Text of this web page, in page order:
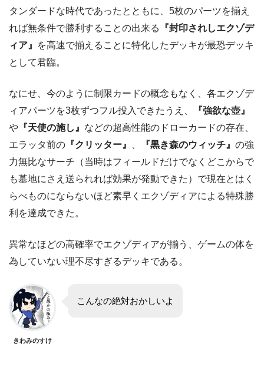
タンダードな時代であったとともに、5枚のパーツを揃え
れば無条件で勝利することの出来る
『封印されしエクゾデ
ィア』
を高速で揃えることに特化したデッキが最恐デッキ
として君臨。
なにせ、今のように制限カードの概念もなく、各エクゾデ
ィアパーツを3枚ずつフル投入できたうえ、
『強欲な壺』
や 『天使の施し』 などの超高性能のドローカードの存在、
エラッタ前の 『クリッター』 、 『黒き森のウィッチ』 の強
力無比なサーチ（当時はフィールドだけでなくどこからで
も墓地にさえ送られれば効果が発動できた）で現在とはく
らべものにならないほど素早くエクゾディアによる特殊勝
利を達成できた。
異常なほどの高確率でエクゾディアが揃う、ゲームの体を
為していない理不尽すぎるデッキである。
きわみのすけ
こんなの絶対おかしいよ